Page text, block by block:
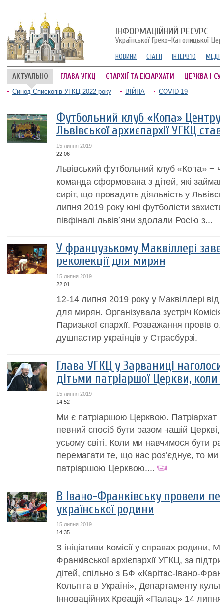
ІНФОРМАЦІЙНИЙ РЕСУРС
Української Греко-Католицької
НОВИНИ СТАТТІ ІНТЕРВ'Ю
АКТУАЛЬНО ГЛАВА УГКЦ ЄПАРХІЇ ТА ЕКЗАРХАТИ ЦЕРКВА І
Синод Єпископів УГКЦ 2022 року ВІЙНА COVID-19
Футбольний клуб «Копа» Центру
Львівської архиєпархії УГКЦ
15 липня 2019
22:06
Львівський футбольний клуб «Копа» −
команда сформована з дітей, які
сиріт, що провадить діяльність у
липня 2019 року юні футболісти
півфіналі львів’яни здолали Росію з...
У французькому Маквіллері
реколекції для мирян
15 липня 2019
22:01
12-14 липня 2019 року у Маквіллері
для мирян. Організувала зустріч
Паризької єпархії. Розважання провів
душпастир українців у Страсбурзі.
Глава УГКЦ у Зарваниці
дітьми патріаршої Церкви,
15 липня 2019
14:52
Ми є патріаршою Церквою. Патріархат
певний спосіб бути разом нашій Церкві,
усьому світі. Коли ми навчимося бути
перемагати те, що нас роз’єднує, то
патріаршою Церквою....
В Івано-Франківську провели
української родини
15 липня 2019
14:35
З ініціативи Комісії у справах родини,
Франківської архієпархії УГКЦ, за
дітей, спільно з БФ «Карітас-Івано-
Кольпіга в Україні», Департаменту
Інноваційних Креацій «Палац» 14